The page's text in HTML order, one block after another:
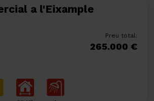
Preu total:
265.000 €